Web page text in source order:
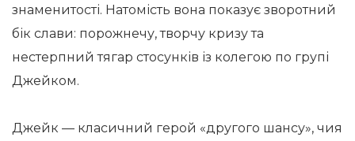
знаменитості. Натомість вона показує зворотний
бік слави: порожнечу, творчу кризу та
нестерпний тягар стосунків із колегою по групі
Джейком.
Джейк — класичний герой «другого шансу», чия